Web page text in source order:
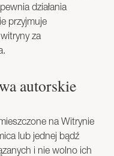
działania
przyjmuje
za
autorskie
na Witrynie
lub jednej bądź
i nie wolno ich